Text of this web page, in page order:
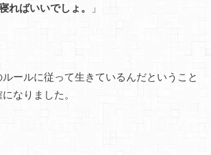
ればいいでしょ。 」
ールに従って生きているんだということ
なりました。